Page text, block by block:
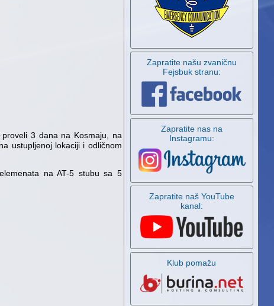
3 dana na Kosmaju, na
ustupljenoj lokaciji i odličnom
na AT-5 stubu sa 5
Zapratite našu zvaničnu
Fejsbuk stranu:
Zapratite nas na
Instagramu:
Zapratite naš YouTube
kanal:
Klub pomažu